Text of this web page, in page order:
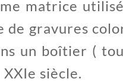
matrice
de gravures
un boîtier (
siècle.